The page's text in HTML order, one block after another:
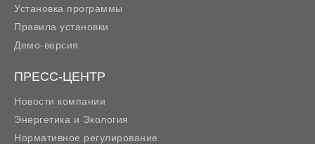
Установка программы
Правила установки
Демо-версия
ПРЕСС-ЦЕНТР
Новости компании
Энергетика и Экология
Нормативное регулирование